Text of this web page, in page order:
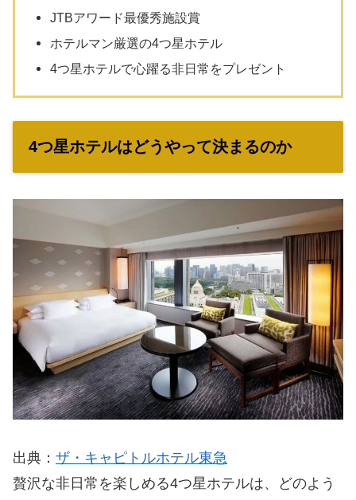
JTBアワード最優秀施設賞
ホテルマン厳選の4つ星ホテル
4つ星ホテルで心躍る非日常をプレゼント
4つ星ホテルはどうやって決まるのか
出典： ザ・キャピトルホテル東急
贅沢な非日常を楽しめる4つ星ホテルは、どのよう